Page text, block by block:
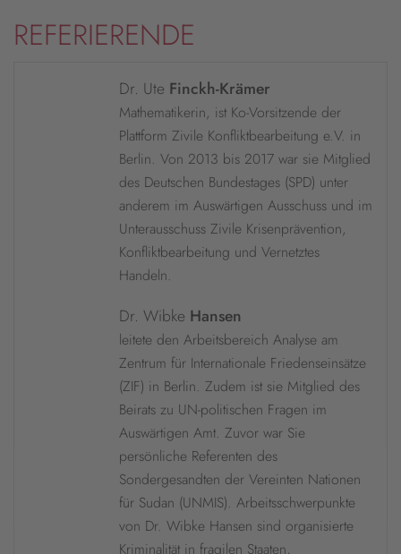
REFERIERENDE
Dr. Ute Finckh-Krämer
Mathematikerin, ist Ko-Vorsitzende der
Plattform Zivile Konfliktbearbeitung e.V. in
Berlin. Von 2013 bis 2017 war sie Mitglied
des Deutschen Bundestages (SPD) unter
anderem im Auswärtigen Ausschuss und im
Unterausschuss Zivile Krisenprävention,
Konfliktbearbeitung und Vernetztes
Handeln.
Dr. Wibke Hansen
leitete den Arbeitsbereich Analyse am
Zentrum für Internationale Friedenseinsätze
(ZIF) in Berlin. Zudem ist sie Mitglied des
Beirats zu UN-politischen Fragen im
Auswärtigen Amt. Zuvor war Sie
persönliche Referenten des
Sondergesandten der Vereinten Nationen
für Sudan (UNMIS). Arbeitsschwerpunkte
von Dr. Wibke Hansen sind organisierte
Kriminalität in fragilen Staaten,